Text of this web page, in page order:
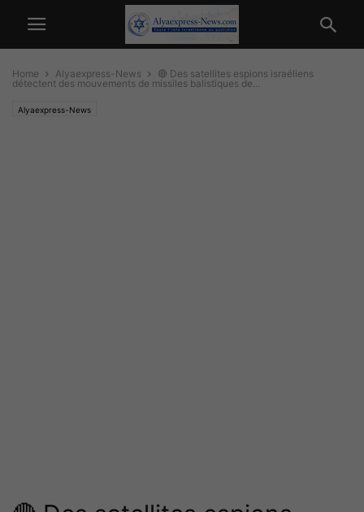
Home Alyaexpress-News
🔴 Des satellites espions israéliens
détectent des mouvements de missiles balistiques de...
Alyaexpress-News